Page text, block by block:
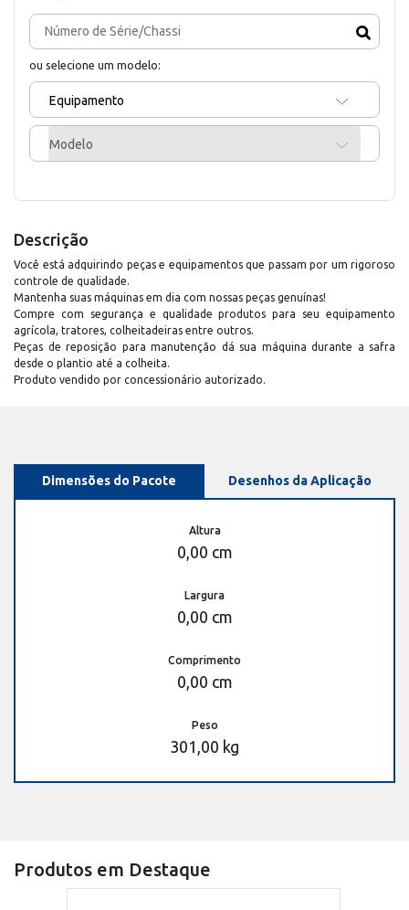
ou selecione um modelo:
Equipamento
Modelo
Descrição
Você está adquirindo peças e equipamentos que passam por um rigoroso
controle de qualidade.
Mantenha suas máquinas em dia com nossas peças genuínas!
Compre com segurança e qualidade produtos para seu equipamento
agrícola, tratores, colheitadeiras entre outros.
Peças de reposição para manutenção dá sua máquina durante a safra
desde o plantio até a colheita.
Produto vendido por concessionário autorizado.
Dimensões do Pacote Desenhos da Aplicação
Altura
0,00 cm
Largura
0,00 cm
Comprimento
0,00 cm
Peso
301,00 kg
Produtos em Destaque